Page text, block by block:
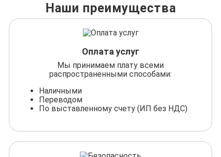
Наши преимущества
Оплата услуг
Мы принимаем плату всеми
распространенными способами:
Наличными
Переводом
По выставленному счету (ИП без НДС)